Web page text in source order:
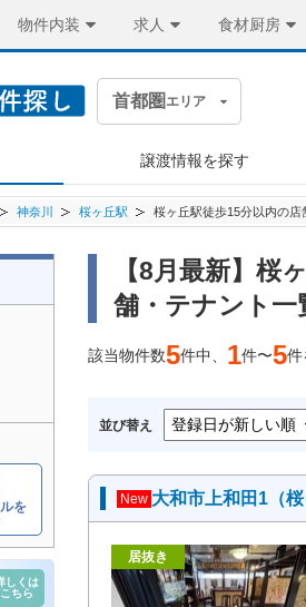
物件内装 求人 食材厨房
首都圏 エリア
譲渡情報を探す
神奈川 桜ヶ丘駅 桜ヶ丘駅徒歩15分以内の
を
しくは
こちら
【8月最新】桜
舗・テナント一
該当物件数5件中、 1件〜5件
並び替え
New 大和市上和田1（
居抜き